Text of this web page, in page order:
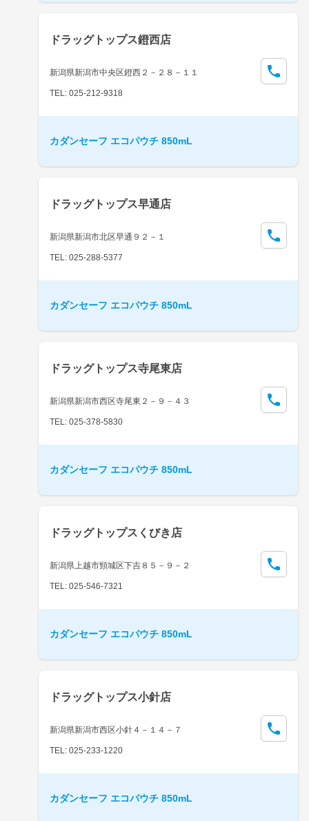
ドラッグトップス鐙西店
新潟県新潟市中央区鐙西２－２８－１１
TEL: 025-212-9318
カダンセーフ エコパウチ 850mL
ドラッグトップス早通店
新潟県新潟市北区早通９２－１
TEL: 025-288-5377
カダンセーフ エコパウチ 850mL
ドラッグトップス寺尾東店
新潟県新潟市西区寺尾東２－９－４３
TEL: 025-378-5830
カダンセーフ エコパウチ 850mL
ドラッグトップスくびき店
新潟県上越市頸城区下吉８５－９－２
TEL: 025-546-7321
カダンセーフ エコパウチ 850mL
ドラッグトップス小針店
新潟県新潟市西区小針４－１４－７
TEL: 025-233-1220
カダンセーフ エコパウチ 850mL